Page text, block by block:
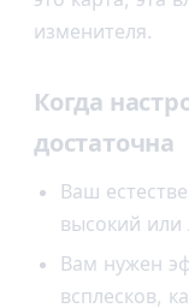
изменителя.
Когда
достаточна
Ваш
высокий или
Вам нужен
всплесков,